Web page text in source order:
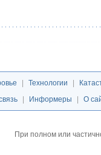
| Технологии |
| Информеры | О
При полном или